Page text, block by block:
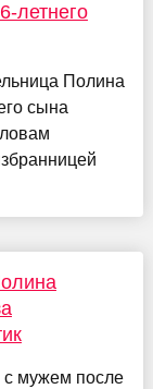
летнего
Полина
сына
с мужем после